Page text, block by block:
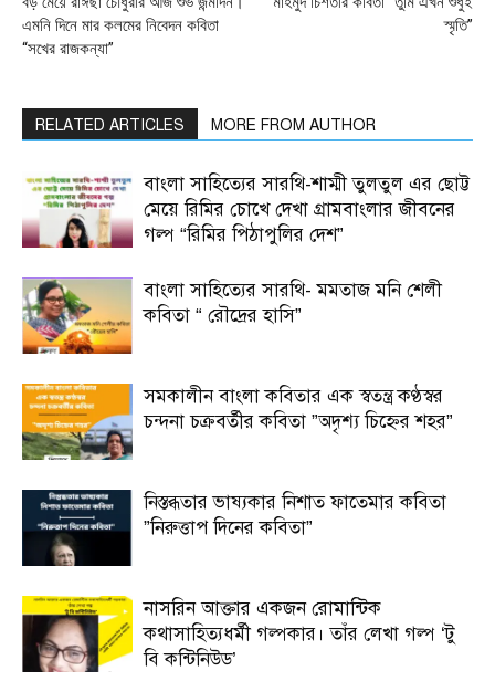
এমনি দিনে মার কলমের নিবেদন কবিতা
“সখের রাজকন্যা”
স্মৃতি”
RELATED ARTICLES MORE FROM AUTHOR
বাংলা সাহিত্যের সারথি-শাম্মী তুলতুল এর ছোট্ট
মেয়ে রিমির চোখে দেখা গ্রামবাংলার জীবনের
গল্প “রিমির পিঠাপুলির দেশ”
বাংলা সাহিত্যের সারথি- মমতাজ মনি শেলী
কবিতা “ রৌদ্রের হাসি”
সমকালীন বাংলা কবিতার এক স্বতন্ত্র কণ্ঠস্বর
চন্দনা চক্রবর্তীর কবিতা ”অদৃশ্য চিহ্নের শহর”
নিস্তব্ধতার ভাষ্যকার নিশাত ফাতেমার কবিতা
”নিরুত্তাপ দিনের কবিতা”
নাসরিন আক্তার একজন রোমান্টিক
কথাসাহিত্যধর্মী গল্পকার। তাঁর লেখা গল্প ‘টু
বি কন্টিনিউড’